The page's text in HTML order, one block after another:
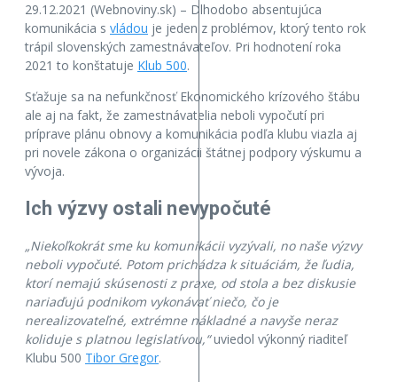
29.12.2021 (Webnoviny.sk) – Dlhodobo absentujúca
komunikácia s vládou je jeden z problémov, ktorý tento rok
trápil slovenských zamestnávateľov. Pri hodnotení roka
2021 to konštatuje Klub 500.
Sťažuje sa na nefunkčnosť Ekonomického krízového štábu
ale aj na fakt, že zamestnávatelia neboli vypočutí pri
príprave plánu obnovy a komunikácia podľa klubu viazla aj
pri novele zákona o organizácii štátnej podpory výskumu a
vývoja.
Ich výzvy ostali nevypočuté
„Niekoľkokrát sme ku komunikácii vyzývali, no naše výzvy
neboli vypočuté. Potom prichádza k situáciám, že ľudia,
ktorí nemajú skúsenosti z praxe, od stola a bez diskusie
nariaďujú podnikom vykonávať niečo, čo je
nerealizovateľné, extrémne nákladné a navyše neraz
koliduje s platnou legislatívou,“uviedol výkonný riaditeľ
Klubu 500 Tibor Gregor.